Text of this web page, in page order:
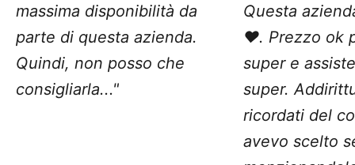
massima disponibilità da
parte di questa azienda.
Quindi, non posso che
consigliarla..."
Questa
❤️. Prezzo ok
super e
super.
ricordati del
avevo scelto